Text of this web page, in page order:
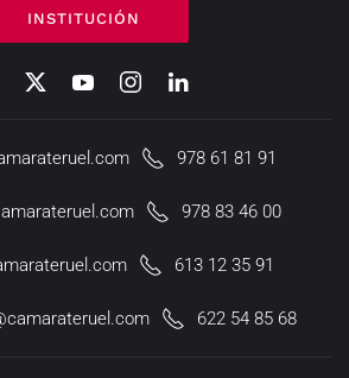
INSTITUCIÓN
978 61 81 91
978 83 46 00
613 12 35 91
622 54 85 68